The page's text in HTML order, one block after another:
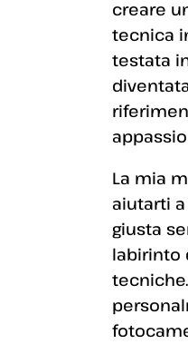
creare
tecnica
testata
La mia
aiutarti
giusta
labirinto